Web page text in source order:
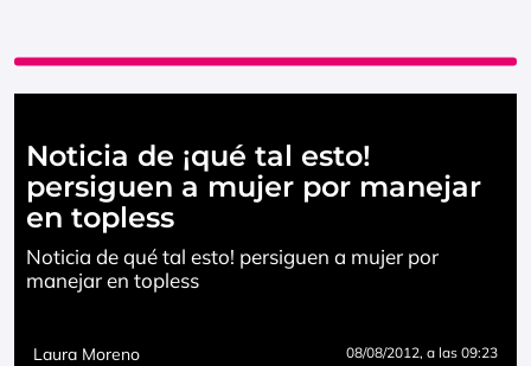
Noticia de ¡qué tal esto!
persiguen a mujer por manejar
en topless
Noticia de qué tal esto! persiguen a mujer por
manejar en topless
Laura Moreno 08/08/2012, a las 09:23